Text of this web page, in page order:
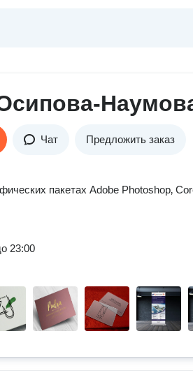
Чат Предложить заказ
пакетах Adobe Photoshop‚
23:00